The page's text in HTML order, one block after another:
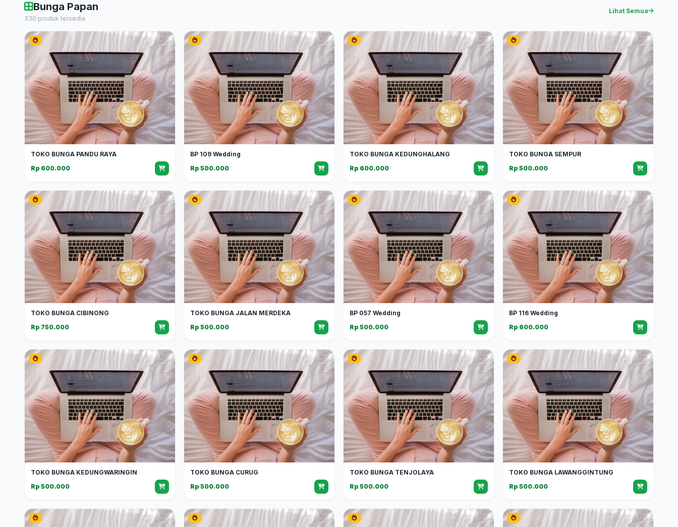
Bunga Papan
330 produk tersedia
Lihat Semua
TOKO BUNGA PANDU RAYA
Rp 600.000
BP 109 Wedding
Rp 500.000
TOKO BUNGA KEDUNGHALANG
Rp 600.000
TOKO BUNGA SEMPUR
Rp 500.000
TOKO BUNGA CIBINONG
Rp 750.000
TOKO BUNGA JALAN MERDEKA
Rp 500.000
BP 057 Wedding
Rp 500.000
BP 116 Wedding
Rp 600.000
TOKO BUNGA KEDUNGWARINGIN
Rp 500.000
TOKO BUNGA CURUG
Rp 500.000
TOKO BUNGA TENJOLAYA
Rp 500.000
TOKO BUNGA LAWANGGINTUNG
Rp 500.000